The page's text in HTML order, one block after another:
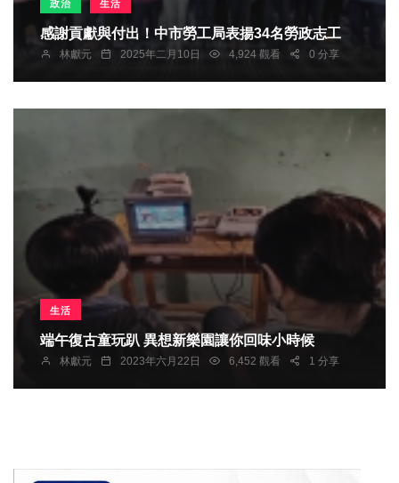
政治 生活
感謝貢獻與付出！中市勞工局表揚34名勞政志工
林獻元 2025年二月10日 4,924 觀看 0 分享
生活
端午復古童玩趴 異想新樂園讓你回味小時候
林獻元 2023年六月22日 6,452 觀看 1 分享